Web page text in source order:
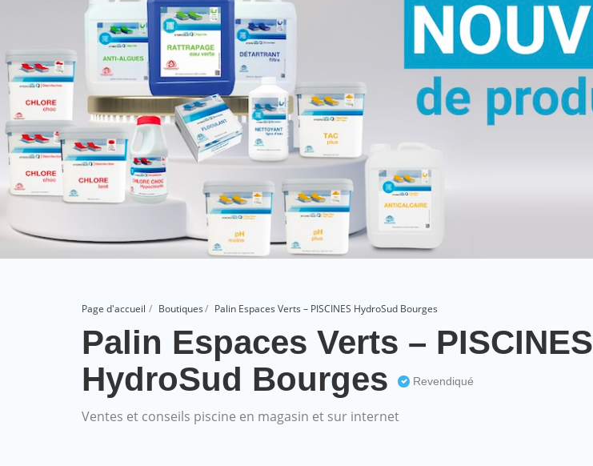
Page d'accueil Boutiques Palin Espaces Verts – PISCINES HydroSud Bourges
Palin Espaces Verts – PISCINES
HydroSud Bourges
Revendiqué
Ventes et conseils piscine en magasin et sur internet